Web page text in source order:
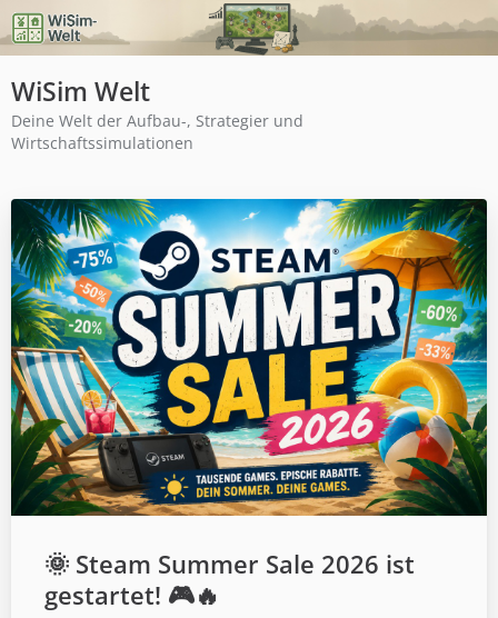
WiSim Welt
Deine Welt der Aufbau-, Strategier und
Wirtschaftssimulationen
🌞 Steam Summer Sale 2026 ist
gestartet! 🎮🔥